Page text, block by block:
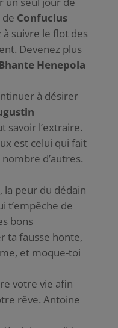
Confucius
à suivre le flot des
Devenez plus
Henepola
à désirer
savoir l’extraire.
est celui qui fait
d’autres.
la peur du dédain
t’empêche de
bons
ta fausse honte,
et moque-toi
votre vie afin
rêve. Antoine